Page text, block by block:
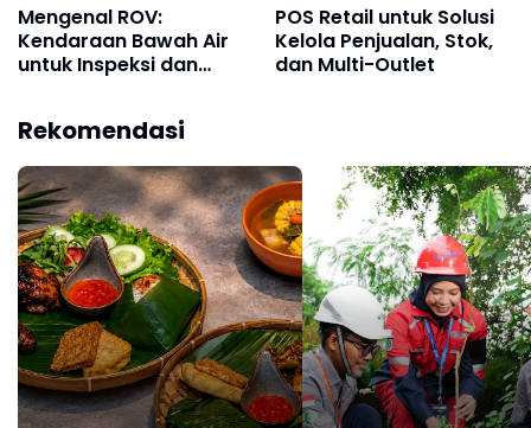
Mengenal ROV:
Kendaraan Bawah Air
untuk Inspeksi dan
POS Retail untuk Solusi
Kelola Penjualan, Stok,
dan Multi-Outlet
Rekomendasi